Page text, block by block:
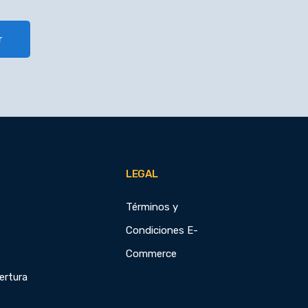
LEGAL
Términos y
Condiciones E-
Commerce